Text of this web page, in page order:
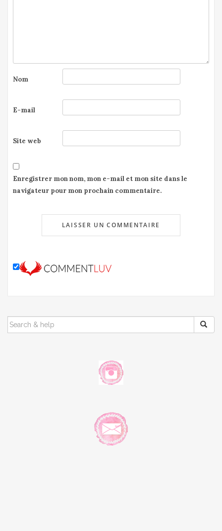
Nom
E-mail
Site web
Enregistrer mon nom, mon e-mail et mon site dans le
navigateur pour mon prochain commentaire.
SEARCH
FOR: